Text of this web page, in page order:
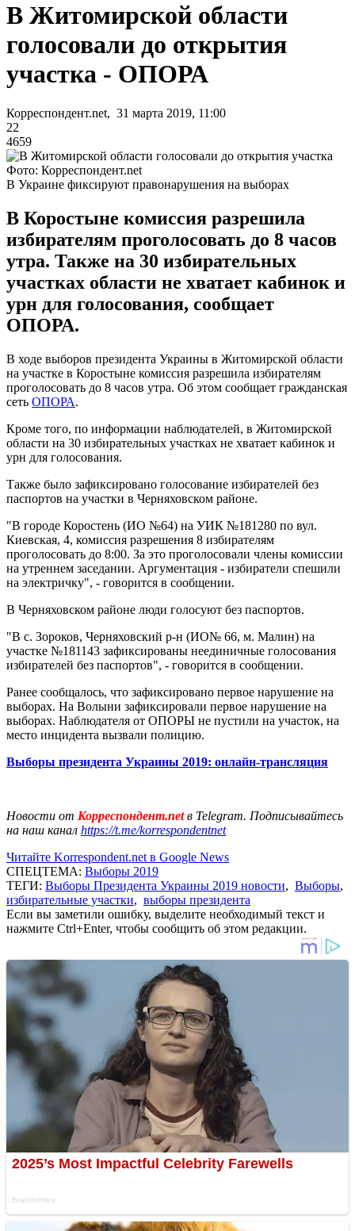
В Житомирской области
голосовали до открытия
участка - ОПОРА
Корреспондент.net, 31 марта 2019, 11:00
22
4659
Фото: Корреспондент.net
В Украине фиксируют правонарушения на выборах
В Коростыне комиссия разрешила
избирателям проголосовать до 8 часов
утра. Также на 30 избирательных
участках области не хватает кабинок и
урн для голосования, сообщает
ОПОРА.
В ходе выборов президента Украины в Житомирской области
на участке в Коростыне комиссия разрешила избирателям
проголосовать до 8 часов утра. Об этом сообщает гражданская
сеть ОПОРА.
Кроме того, по информации наблюдателей, в Житомирской
области на 30 избирательных участках не хватает кабинок и
урн для голосования.
Также было зафиксировано голосование избирателей без
паспортов на участки в Черняховском районе.
"В городе Коростень (ИО №64) на УИК №181280 по вул.
Киевская, 4, комиссия разрешения 8 избирателям
проголосовать до 8:00. За это проголосовали члены комиссии
на утреннем заседании. Аргументация - избиратели спешили
на электричку", - говорится в сообщении.
В Черняховском районе люди голосуют без паспортов.
"В с. Зороков, Черняховский р-н (ИО№ 66, м. Малин) на
участке №181143 зафиксированы неединичные голосования
избирателей без паспортов", - говорится в сообщении.
Ранее сообщалось, что зафиксировано первое нарушение на
выборах. На Волыни зафиксировали первое нарушение на
выборах. Наблюдателя от ОПОРЫ не пустили на участок, на
место инцидента вызвали полицию.
Выборы президента Украины 2019: онлайн-трансляция
Новости от Корреспондент.netв Telegram. Подписывайтесь
на наш канал https://t.me/korrespondentnet
Читайте Korrespondent.net в Google News
СПЕЦТЕМА: Выборы 2019
ТЕГИ: Выборы Президента Украины 2019 новости, Выборы,
избирательные участки, выборы президента
Если вы заметили ошибку, выделите необходимый текст и
нажмите Ctrl+Enter, чтобы сообщить об этом редакции.